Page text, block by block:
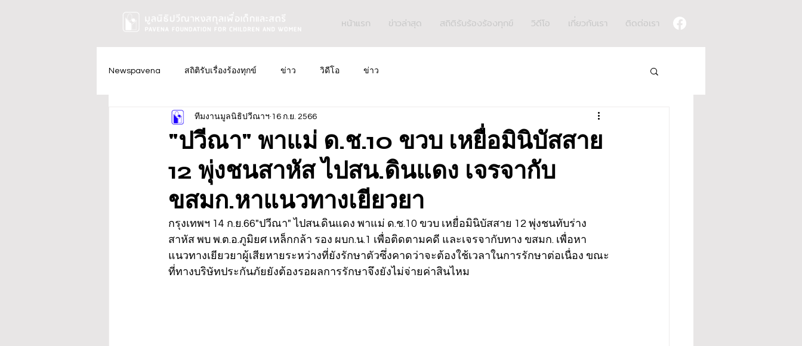
หน้าแรก ข่าวล่าสุด สถิติรับร้องร้องทุกข์ วิดีโอ เกี่ยวกับเรา ติดต่อเรา
Newspavena สถิติรับเรื่องร้องทุกข์ ข่าว วิดีโอ ข่าว
"ปวีณา" พาแม่ ด.ช.10 ขวบ เหยื่อมินิบัสสาย
12 พุ่งชนสาหัส ไปสน.ดินแดง เจรจากับ
ขสมก.หาแนวทางเยียวยา
ทีมงานมูลนิธิปวีณาฯ 16 ก.ย. 2566
กรุงเทพฯ 14 ก.ย.66"ปวีณา" ไปสน.ดินแดง พาแม่ ด.ช.10 ขวบ เหยื่อมินิบัสสาย 12 พุ่งชนทับร่าง
สาหัส พบ พ.ต.อ.ภูมิยศ เหล็กกล้า รอง ผบก.น.1 เพื่อติดตามคดี และเจรจากับทาง ขสมก. เพื่อหา
แนวทางเยียวยาผู้เสียหายระหว่างที่ยังรักษาตัวซึ่งคาดว่าจะต้องใช้เวลาในการรักษาต่อเนื่อง ขณะ
ที่ทางบริษัทประกันภัยยังต้องรอผลการรักษาจึงยังไม่จ่ายค่าสินไหม